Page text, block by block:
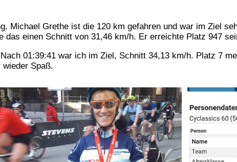
Michael Grethe ist die 120 km gefahren und war im Ziel
einen Schnitt von 31,46 km/h. Er erreichte Platz 947
01:39:41 war ich im Ziel, Schnitt 34,13 km/h. Platz 7
Spaß.